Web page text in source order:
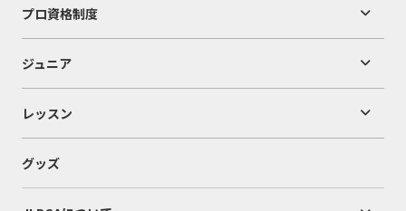
プロ資格制度
ジュニア
レッスン
グッズ